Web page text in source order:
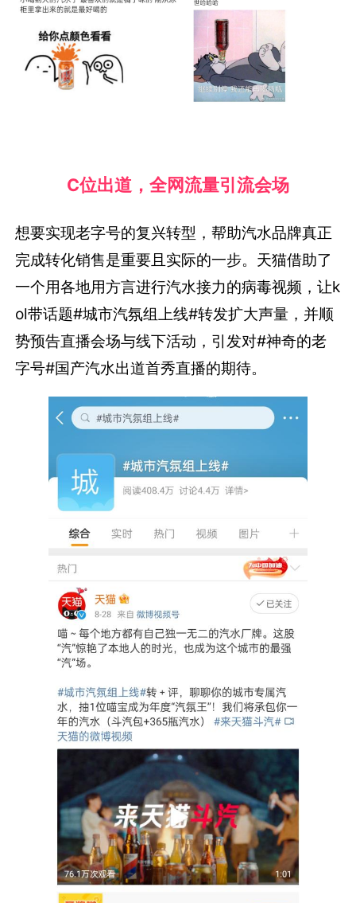
C位出道，全网流量引流会场
想要实现老字号的复兴转型，帮助汽水品牌真正
完成转化销售是重要且实际的一步。天猫借助了
一个用各地用方言进行汽水接力的病毒视频，让k
ol带话题#城市汽氛组上线#转发扩大声量，并顺
势预告直播会场与线下活动，引发对#神奇的老
字号#国产汽水出道首秀直播的期待。